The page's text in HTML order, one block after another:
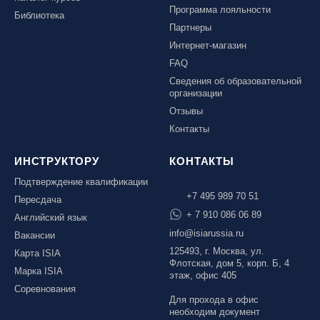
Библиотека
Программа лояльности
Партнеры
Интернет-магазин
FAQ
Сведения об образовательной
организации
Отзывы
Контакты
ИНСТРУКТОРУ
Подтверждение квалификации
Пересдача
Английский язык
Вакансии
Карта ISIA
Марка ISIA
Соревнования
КОНТАКТЫ
+7 495 989 70 51
+ 7 910 086 06 89
info@isiarussia.ru
125493, г. Москва, ул.
Флотская, дом 5, корп. Б, 4
этаж, офис 405
Для прохода в офис
необходим документ